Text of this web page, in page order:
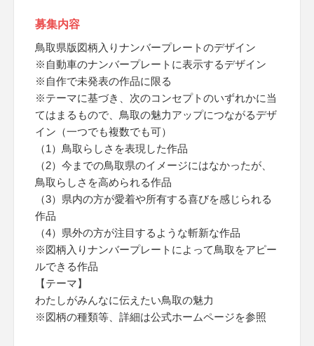
募集内容
鳥取県版図柄入りナンバープレートのデザイン
※自動車のナンバープレートに表示するデザイン
※自作で未発表の作品に限る
※テーマに基づき、次のコンセプトのいずれかに当
てはまるもので、鳥取の魅力アップにつながるデザ
イン（一つでも複数でも可）
（1）鳥取らしさを表現した作品
（2）今までの鳥取県のイメージにはなかったが、
鳥取らしさを高められる作品
（3）県内の方が愛着や所有する喜びを感じられる
作品
（4）県外の方が注目するような斬新な作品
※図柄入りナンバープレートによって鳥取をアピー
ルできる作品
【テーマ】
わたしがみんなに伝えたい鳥取の魅力
※図柄の種類等、詳細は公式ホームページを参照